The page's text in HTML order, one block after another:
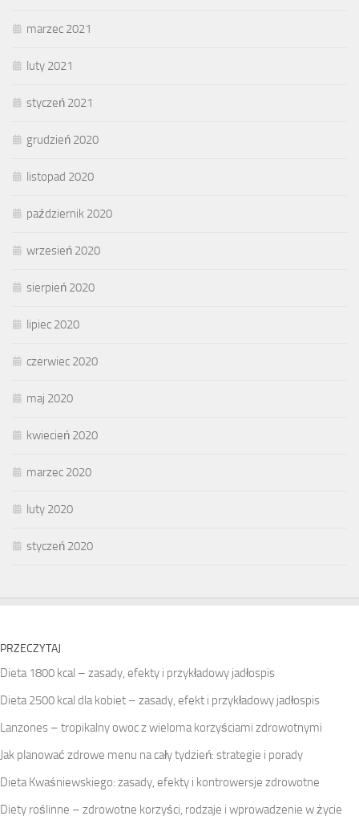
marzec 2021
luty 2021
styczeń 2021
grudzień 2020
listopad 2020
październik 2020
wrzesień 2020
sierpień 2020
lipiec 2020
czerwiec 2020
maj 2020
kwiecień 2020
marzec 2020
luty 2020
styczeń 2020
PRZECZYTAJ
Dieta 1800 kcal – zasady, efekty i przykładowy jadłospis
Dieta 2500 kcal dla kobiet – zasady, efekt i przykładowy jadłospis
Lanzones – tropikalny owoc z wieloma korzyściami zdrowotnymi
Jak planować zdrowe menu na cały tydzień: strategie i porady
Dieta Kwaśniewskiego: zasady, efekty i kontrowersje zdrowotne
Diety roślinne – zdrowotne korzyści, rodzaje i wprowadzenie w życie